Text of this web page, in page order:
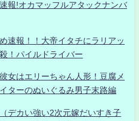
報!オカマッフルアタックナンバ
速報！！大帝イタチにラリアッ
！パイルドライバー
女はエリーちゃん人形！豆腐メ
ターのぬいぐるみ男子末路編
デカい強い2次元嫁だいすき子